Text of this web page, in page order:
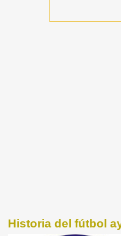
Historia del fútbol